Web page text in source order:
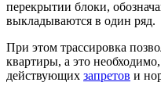
перекрытии блоки,
выкладываются в один ряд.
При этом трассировка
квартиры, а это
действующих запретов и